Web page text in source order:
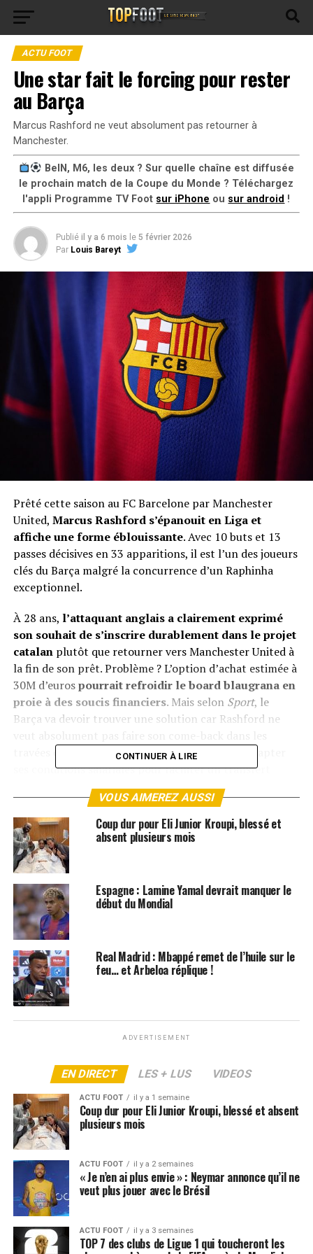
ACTU FOOT
Une star fait le forcing pour rester
au Barça
Marcus Rashford ne veut absolument pas retourner à
Manchester.
BeIN, M6, les deux ? Sur quelle chaîne est diffusée
le prochain match de la Coupe du Monde ? Téléchargez
l'appli Programme TV Foot sur iPhone ou sur android !
Publié il y a 6 mois le 5 février 2026
Par Louis Bareyt
Prêté cette saison au FC Barcelone par Manchester
United, Marcus Rashford s’épanouit en Liga et
affiche une forme éblouissante. Avec 10 buts et 13
passes décisives en 33 apparitions, il est l’un des joueurs
clés du Barça malgré la concurrence d’un Raphinha
exceptionnel.
À 28 ans, l’attaquant anglais a clairement exprimé
son souhait de s’inscrire durablement dans le projet
catalanplutôt que retourner vers Manchester United à
la fin de son prêt. Problème ? L’option d’achat estimée à
30M d’eurospourrait refroidir le board blaugrana en
proie à des soucis financiers. Mais selon Sport, le
Barça va devoir trouver une solution car Rashford ne
travées d’Old Trafford. Le joueur se dit prêt à adapter
ses conditions salariales pour faciliter un transfert
définitif, conscient des contraintes financières du club
espagnol.
Du côté des Red Devils, l’entraîneur intérimaire Michael
Carrick aimerait le revoir,
plus voir son avenir à Old Trafford
lève pas l’option d’achat, Rashford serait déterminé à
chercher une autre porte de sortie plutôt que de
retourner en Premier League avec son club formateur.
ARTICLES LIÉS: FC BARCELONE LIGA
SUIVANT
Une légende du football, du Real et du PSG se propose
à… l’OM !
Messi vers un incroyable retour dans ce club
CONTINUER À LIRE
VOUS AIMEREZ AUSSI
Coup dur pour Eli Junior Kroupi, blessé et
absent plusieurs mois
Espagne : Lamine Yamal devrait manquer le
début du Mondial
Real Madrid : Mbappé remet de l’huile sur le
feu… et Arbeloa réplique !
ADVERTISEMENT
EN DIRECT LES + LUS VIDEOS
ACTU FOOT il y a 1 semaine
Coup dur pour Eli Junior Kroupi, blessé et absent
plusieurs mois
ACTU FOOT il y a 2 semaines
« Je n’en ai plus envie » : Neymar annonce qu’il ne
veut plus jouer avec le Brésil
ACTU FOOT il y a 3 semaines
TOP 7 des clubs de Ligue 1 qui toucheront les